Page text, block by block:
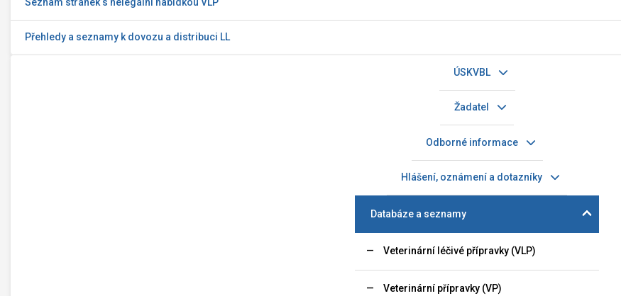
Přehledy a seznamy k dovozu a distribuci LL
ÚSKVBL
Žadatel
Odborné informace
Hlášení, oznámení a dotazníky
Databáze a seznamy
Veterinární léčivé přípravky (VLP)
Veterinární přípravky (VP)